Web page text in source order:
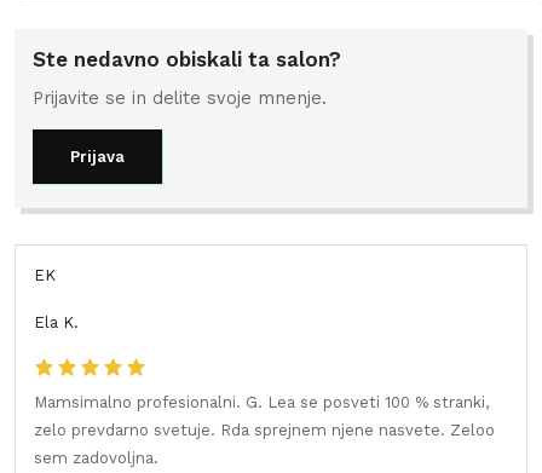
Ste nedavno obiskali ta salon?
Prijavite se in delite svoje mnenje.
Prijava
EK
Ela K.
Mamsimalno profesionalni. G. Lea se posveti 100 % stranki,
zelo prevdarno svetuje. Rda sprejnem njene nasvete. Zeloo
sem zadovoljna.